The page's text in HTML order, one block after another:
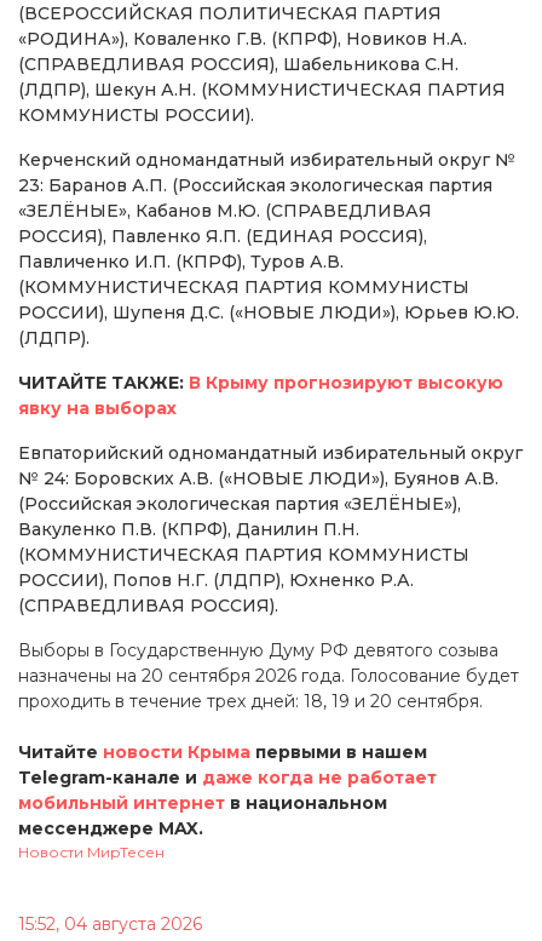
(ВСЕРОССИЙСКАЯ ПОЛИТИЧЕСКАЯ ПАРТИЯ
«РОДИНА»), Коваленко Г.В. (КПРФ), Новиков Н.А.
(СПРАВЕДЛИВАЯ РОССИЯ), Шабельникова С.Н.
(ЛДПР), Шекун А.Н. (КОММУНИСТИЧЕСКАЯ ПАРТИЯ
КОММУНИСТЫ РОССИИ).
Керченский одномандатный избирательный округ №
23: Баранов А.П. (Российская экологическая партия
«ЗЕЛЁНЫЕ», Кабанов М.Ю. (СПРАВЕДЛИВАЯ
РОССИЯ), Павленко Я.П. (ЕДИНАЯ РОССИЯ),
Павличенко И.П. (КПРФ), Туров А.В.
(КОММУНИСТИЧЕСКАЯ ПАРТИЯ КОММУНИСТЫ
РОССИИ), Шупеня Д.С. («НОВЫЕ ЛЮДИ»), Юрьев Ю.Ю.
(ЛДПР).
ЧИТАЙТЕ ТАКЖЕ: В Крыму прогнозируют высокую
явку на выборах
Евпаторийский одномандатный избирательный округ
№ 24: Боровских А.В. («НОВЫЕ ЛЮДИ»), Буянов А.В.
(Российская экологическая партия «ЗЕЛЁНЫЕ»),
Вакуленко П.В. (КПРФ), Данилин П.Н.
(КОММУНИСТИЧЕСКАЯ ПАРТИЯ КОММУНИСТЫ
РОССИИ), Попов Н.Г. (ЛДПР), Юхненко Р.А.
(СПРАВЕДЛИВАЯ РОССИЯ).
Выборы в Государственную Думу РФ девятого созыва
назначены на 20 сентября 2026 года. Голосование будет
проходить в течение трех дней: 18, 19 и 20 сентября.
Читайте новости Крыма первыми в нашем
Telegram-канале и даже когда не работает
мобильный интернет в национальном
мессенджере MAX.
Новости МирТесен
15:52, 04 августа 2026